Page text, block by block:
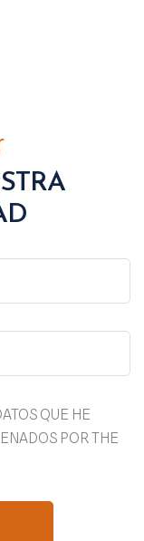
QUE HE
POR THE